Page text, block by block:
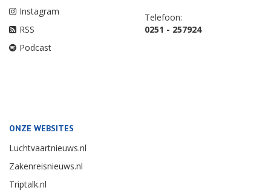
Instagram
RSS
Podcast
Telefoon:
0251 - 257924
ONZE WEBSITES
Luchtvaartnieuws.nl
Zakenreisnieuws.nl
Triptalk.nl